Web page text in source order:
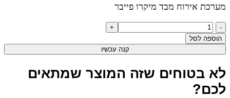
היה:
הוא:
מערכת אירוח מבד מיקרו פייבר
כמות
של
מערכת
אירוח
דגם
WELCOME
הוספה לסל
קנה עכשיו
לא בטוחים שזה המוצר שמתאים
לכם?